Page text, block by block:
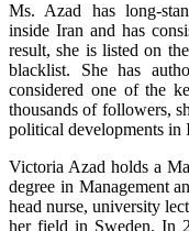
Ms. Azad has long-
inside Iran and has
result, she is listed on
blacklist. She has
considered one of the
thousands of followers,
political developments in
Victoria Azad holds a
degree in Management
head nurse, university
her field in Sweden. In